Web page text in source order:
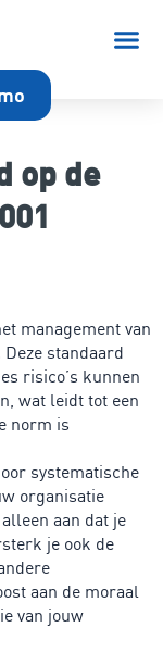
op de
management van
standaard
risico’s kunnen
wat leidt tot een
norm is
systematische
organisatie
aan dat je
je ook de
aan de moraal
van jouw